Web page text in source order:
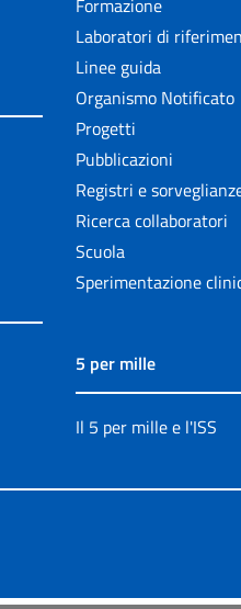
Formazione
Laboratori di
Linee guida
Organismo Notificato
Progetti
Pubblicazioni
Registri e
Ricerca collaboratori
Scuola
Sperimentazione
5 per mille
Il 5 per mille e l'ISS